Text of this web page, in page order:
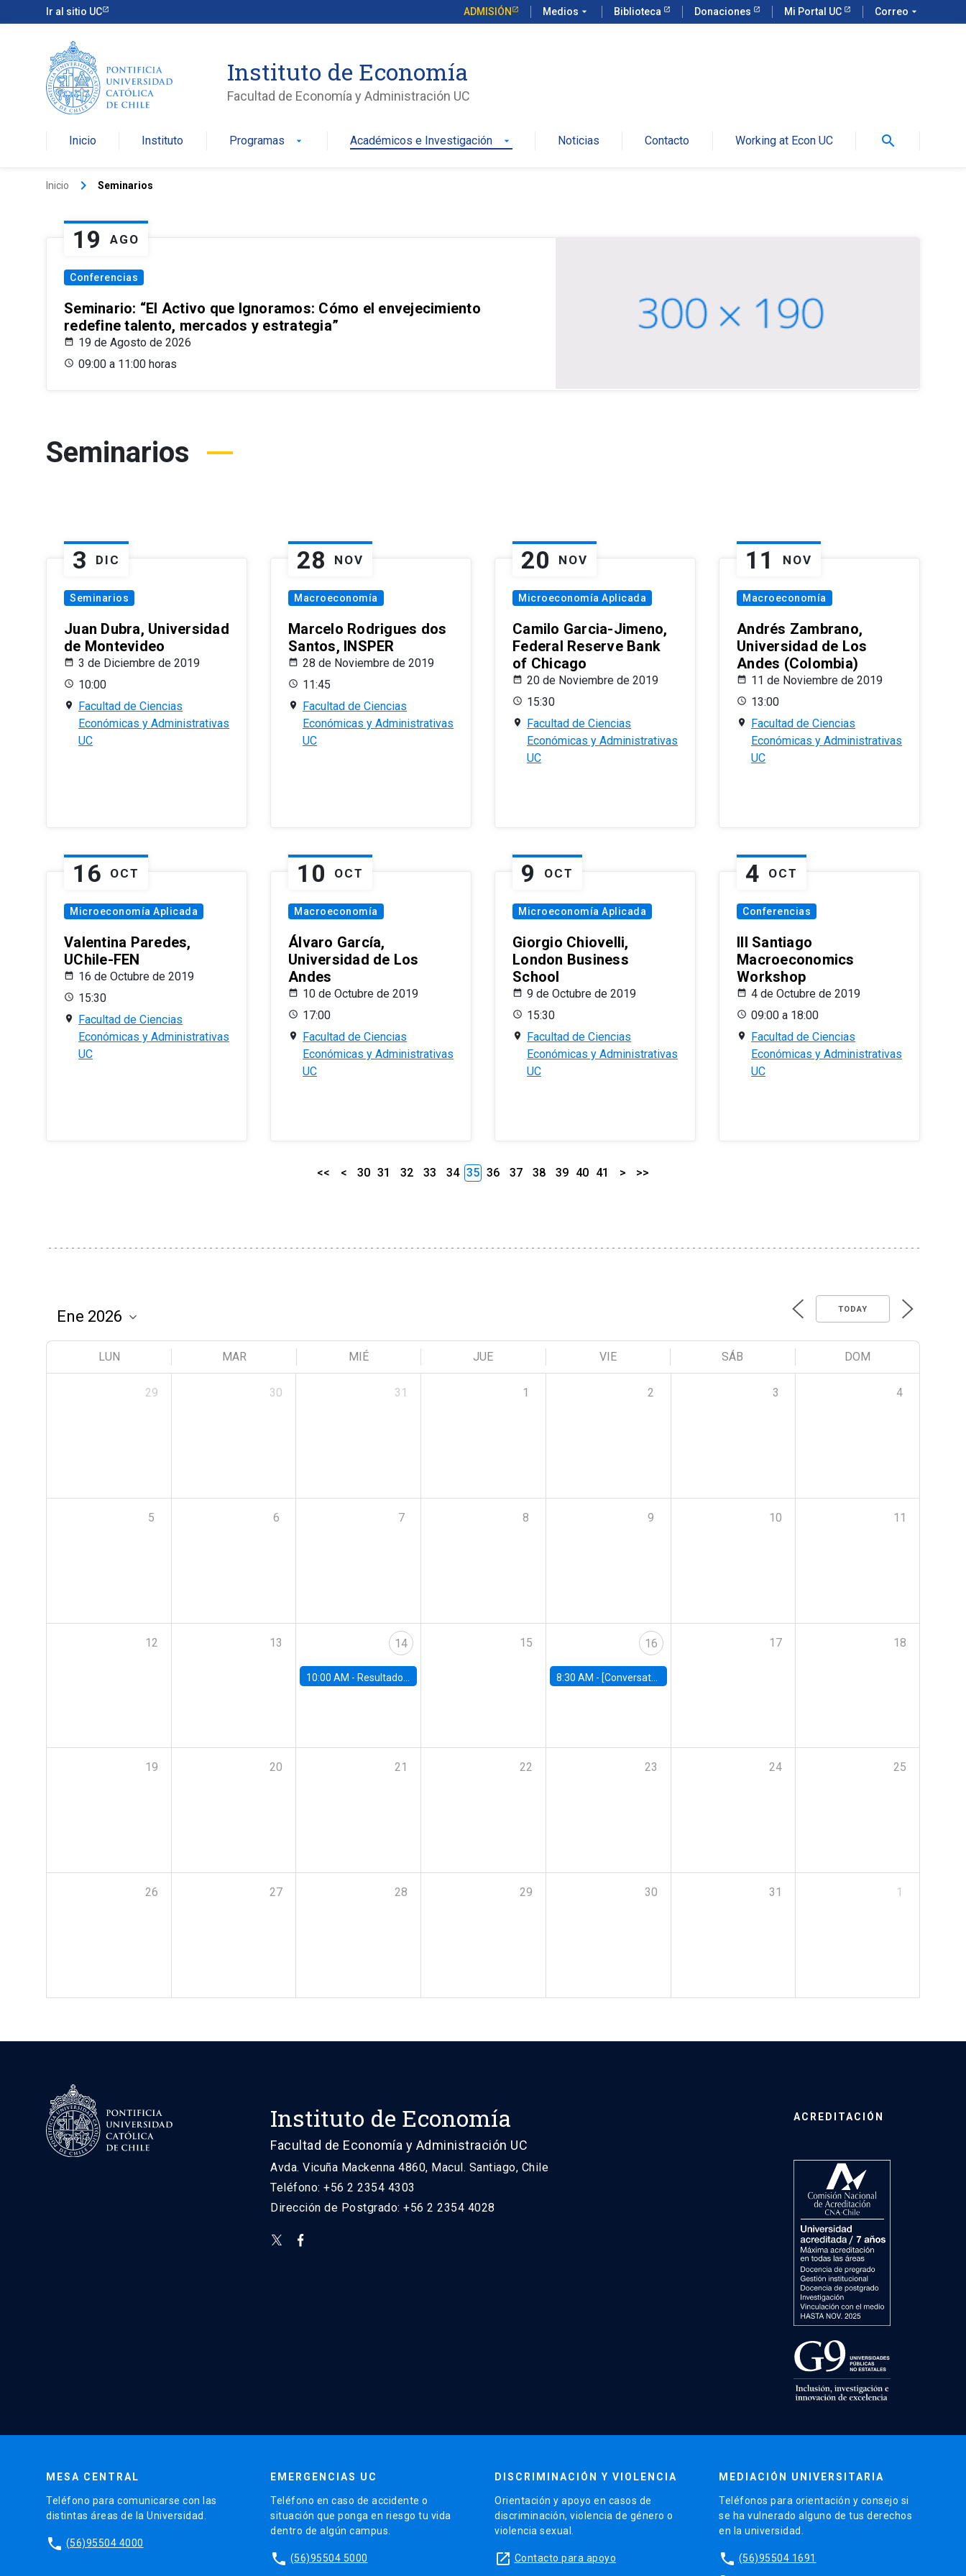
Ir al sitio UC ADMISIÓN Medios arrow_drop_down Biblioteca Donaciones Mi Portal UC Correo arrow_drop_down
Instituto de Economía
Facultad de Economía y Administración UC
Inicio Instituto Programas arrow_drop_down Académicos e Investigación arrow_drop_down Noticias Contacto Working at Econ UC search
Inicio keyboard_arrow_right Seminarios
19 AGO
Conferencias
Seminario: “El Activo que Ignoramos: Cómo el envejecimiento
redefine talento, mercados y estrategia”
19 de Agosto de 2026
09:00 a 11:00 horas
Seminarios
3 DIC
Seminarios
Juan Dubra, Universidad
de Montevideo
3 de Diciembre de 2019
10:00
Facultad de Ciencias
Económicas y Administrativas
UC
28 NOV
Macroeconomía
Marcelo Rodrigues dos
Santos, INSPER
28 de Noviembre de 2019
11:45
Facultad de Ciencias
Económicas y Administrativas
UC
20 NOV
Microeconomía Aplicada
Camilo Garcia-Jimeno,
Federal Reserve Bank
of Chicago
20 de Noviembre de 2019
15:30
Facultad de Ciencias
Económicas y Administrativas
UC
11 NOV
Macroeconomía
Andrés Zambrano,
Universidad de Los
Andes (Colombia)
11 de Noviembre de 2019
13:00
Facultad de Ciencias
Económicas y Administrativas
UC
16 OCT
Microeconomía Aplicada
Valentina Paredes,
UChile-FEN
16 de Octubre de 2019
15:30
Facultad de Ciencias
Económicas y Administrativas
UC
10 OCT
Macroeconomía
Álvaro García,
Universidad de Los
Andes
10 de Octubre de 2019
17:00
Facultad de Ciencias
Económicas y Administrativas
UC
9 OCT
Microeconomía Aplicada
Giorgio Chiovelli,
London Business
School
9 de Octubre de 2019
15:30
Facultad de Ciencias
Económicas y Administrativas
UC
4 OCT
Conferencias
III Santiago
Macroeconomics
Workshop
4 de Octubre de 2019
09:00 a 18:00
Facultad de Ciencias
Económicas y Administrativas
UC
<< < 30 31 32 33 34 35 36 37 38 39 40 41 > >>
TODAY
LUN MAR MIÉ JUE VIE SÁB DOM
29 30 31 1 2 3 4
5 6 7 8 9 10 11
12 13 14
10:00 AM - Resultados Encuesta Casen 2024: Repercusiones para el Chile de hoy
15 16
8:30 AM - [Conversatorio] AI and Reskilling | La evolución del trabajo en la era de la IA
17 18
19 20 21 22 23 24 25
26 27 28 29 30 31 1
Instituto de Economía
Facultad de Economía y Administración UC
Avda. Vicuña Mackenna 4860, Macul. Santiago, Chile
Teléfono: +56 2 2354 4303
Dirección de Postgrado: +56 2 2354 4028
ACREDITACIÓN
MESA CENTRAL
Teléfono para comunicarse con las
distintas áreas de la Universidad.
phone (56)95504 4000
EMERGENCIAS UC
Teléfono en caso de accidente o
situación que ponga en riesgo tu vida
dentro de algún campus.
phone (56)95504 5000
DISCRIMINACIÓN Y VIOLENCIA
Orientación y apoyo en casos de
discriminación, violencia de género o
violencia sexual.
launch Contacto para apoyo
MEDIACIÓN UNIVERSITARIA
Teléfonos para orientación y consejo si
se ha vulnerado alguno de tus derechos
en la universidad.
phone (56)95504 1691